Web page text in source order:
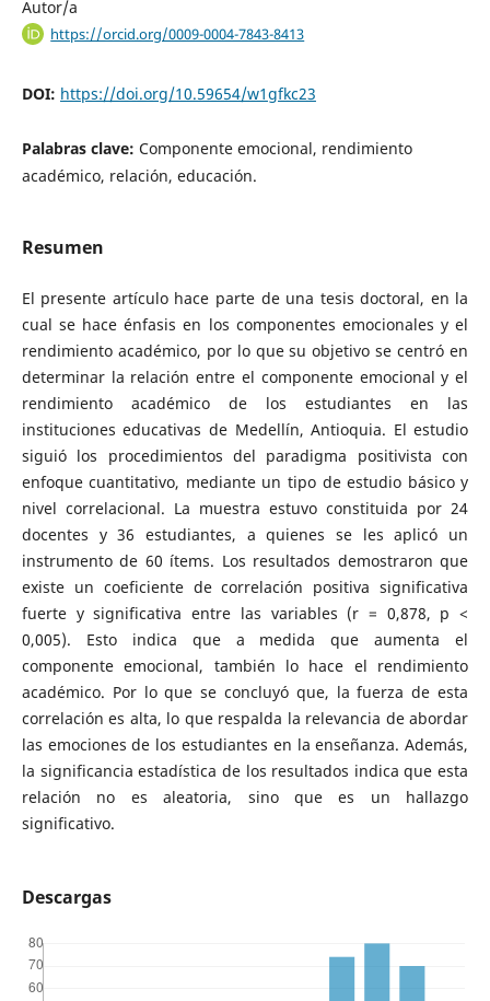
Autor/a
https://orcid.org/0009-0004-7843-8413
DOI: https://doi.org/10.59654/w1gfkc23
Palabras clave: Componente emocional, rendimiento
académico, relación, educación.
Resumen
El presente artículo hace parte de una tesis doctoral, en la
cual se hace énfasis en los componentes emocionales y el
rendimiento académico, por lo que su objetivo se centró en
determinar la relación entre el componente emocional y el
rendimiento académico de los estudiantes en las
instituciones educativas de Medellín, Antioquia. El estudio
siguió los procedimientos del paradigma positivista con
enfoque cuantitativo, mediante un tipo de estudio básico y
nivel correlacional. La muestra estuvo constituida por 24
docentes y 36 estudiantes, a quienes se les aplicó un
instrumento de 60 ítems. Los resultados demostraron que
existe un coeficiente de correlación positiva significativa
fuerte y significativa entre las variables (r = 0,878, p <
0,005). Esto indica que a medida que aumenta el
componente emocional, también lo hace el rendimiento
académico. Por lo que se concluyó que, la fuerza de esta
correlación es alta, lo que respalda la relevancia de abordar
las emociones de los estudiantes en la enseñanza. Además,
la significancia estadística de los resultados indica que esta
relación no es aleatoria, sino que es un hallazgo
significativo.
Descargas